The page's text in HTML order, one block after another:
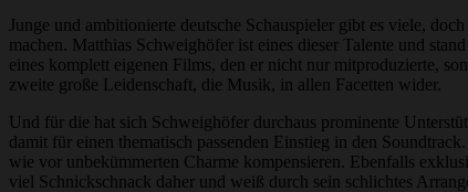
Junge und ambitionierte deutsche Schauspieler gibt es viele,
machen. Matthias Schweighöfer ist eines dieser Talente und
eines komplett eigenen Films, den er nicht nur mitproduzierte,
zweite große Leidenschaft, die Musik, in allen Facetten wider.
Und für die hat sich Schweighöfer durchaus prominente
damit für einen thematisch passenden Einstieg in den
wie vor unbekümmerten Charme kompensieren. Ebenfalls
viel Schnickschnack daher und weiß durch sein schlichtes